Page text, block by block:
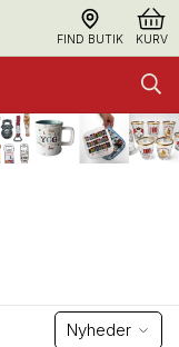
FIND BUTIK KURV
Nyheder